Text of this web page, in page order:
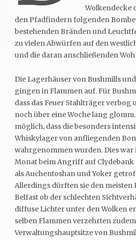
Wolkendecke
den Pfadfindern folgenden
bestehenden Bränden und
zu vielen Abwürfen auf den
und die daran anschließenden
Die Lagerhäuser von Bushmills
gingen in Flammen auf. Für
dass das Feuer Stahlträger verbog
noch über eine Woche lang
möglich, dass die besonders
Whiskylager von anfliegenden
wahrgenommen wurden. Dies
Monat beim Angriff auf Clydebank
als Auchentoshan und Yoker
Allerdings dürften sie den
Belfast ob der schlechten
diffuse Lichter unter den Wolken
selben Flammen verzehrten
Verwaltungshauptsitze von